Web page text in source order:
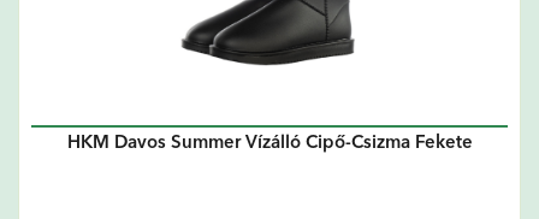
HKM Davos Summer Vízálló Cipő-Csizma Fekete